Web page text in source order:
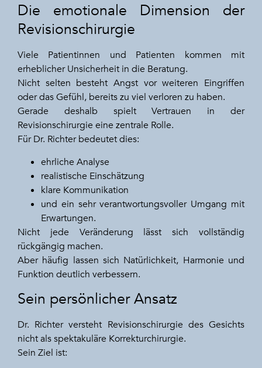
Die emotionale Dimension der
Revisionschirurgie
Viele Patientinnen und Patienten kommen mit
erheblicher Unsicherheit in die Beratung.
Nicht selten besteht Angst vor weiteren Eingriffen
oder das Gefühl, bereits zu viel verloren zu haben.
Gerade deshalb spielt Vertrauen in der
Revisionschirurgie eine zentrale Rolle.
Für Dr. Richter bedeutet dies:
ehrliche Analyse
realistische Einschätzung
klare Kommunikation
und ein sehr verantwortungsvoller Umgang mit
Erwartungen.
Nicht jede Veränderung lässt sich vollständig
rückgängig machen.
Aber häufig lassen sich Natürlichkeit, Harmonie und
Funktion deutlich verbessern.
Sein persönlicher Ansatz
Dr. Richter versteht Revisionschirurgie des Gesichts
nicht als spektakuläre Korrekturchirurgie.
Sein Ziel ist: